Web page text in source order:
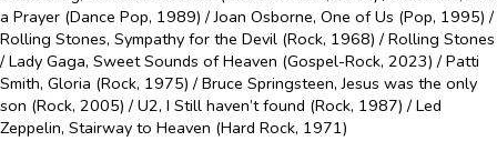
a Prayer (Dance Pop, 1989) / Joan Osborne, One of Us (Pop, 1995) /
Rolling Stones, Sympathy for the Devil (Rock, 1968) / Rolling Stones
/ Lady Gaga, Sweet Sounds of Heaven (Gospel-Rock, 2023) / Patti
Smith, Gloria (Rock, 1975) / Bruce Springsteen, Jesus was the only
son (Rock, 2005) / U2, I Still haven’t found (Rock, 1987) / Led
Zeppelin, Stairway to Heaven (Hard Rock, 1971)